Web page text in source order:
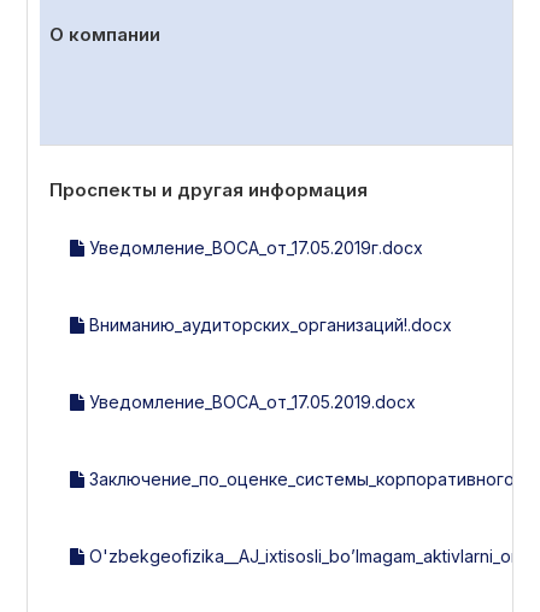
О компании
Проспекты и другая информация
Уведомление_ВОСА_от_17.05.2019г.docx
Вниманию_аудиторских_организаций!.docx
Уведомление_ВОСА_от_17.05.2019.docx